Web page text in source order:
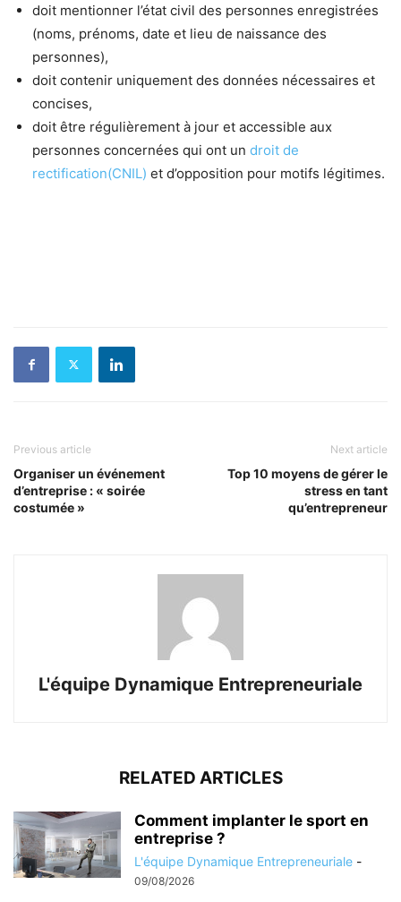
doit mentionner l’état civil des personnes enregistrées
(noms, prénoms, date et lieu de naissance des
personnes),
doit contenir uniquement des données nécessaires et
concises,
doit être régulièrement à jour et accessible aux
personnes concernées qui ont un droit de
rectification(CNIL) et d’opposition pour motifs légitimes.
Previous article
Organiser un événement
d’entreprise : « soirée
costumée »
Next article
Top 10 moyens de gérer le
stress en tant
qu’entrepreneur
L'équipe Dynamique Entrepreneuriale
RELATED ARTICLES
Comment implanter le sport en
entreprise ?
L'équipe Dynamique Entrepreneuriale -
09/08/2026